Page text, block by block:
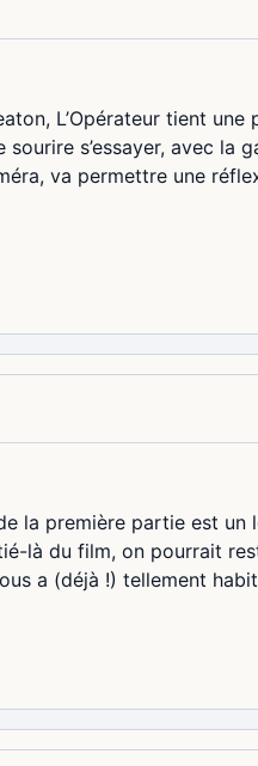
L’Opérateur tient une
s’essayer, avec la
va permettre une
la première partie est un
là du film, on pourrait
a (déjà !) tellement